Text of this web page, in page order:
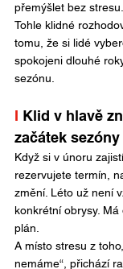
přemýšlet bez stresu.
Tohle klidné
tomu, že si lidé
spokojeni dlouhé
sezónu.
I Klid v hlavě
začátek sezóny
Když si v únoru
rezervujete termín,
změní. Léto už není
konkrétní obrysy.
plán.
A místo stresu z
nemáme“, přichází